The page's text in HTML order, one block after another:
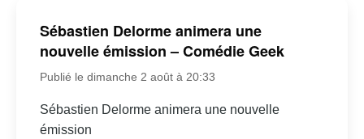
Sébastien Delorme animera une
nouvelle émission – Comédie Geek
Publié le dimanche 2 août à 20:33
Sébastien Delorme animera une nouvelle
émission